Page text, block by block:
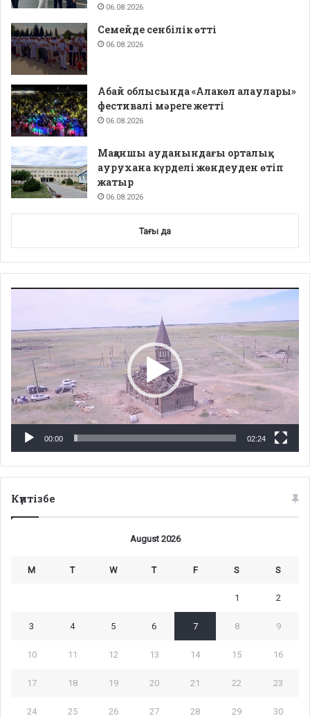
06.08.2026
Семейде сенбілік өтті
06.08.2026
Абай облысында «Алакөл алаулары»
фестивалі мәреге жетті
06.08.2026
Мақаншы ауданындағы орталық
аурухана күрделі жөндеуден өтіп
жатыр
06.08.2026
Тағы да
00:00 02:24
Күнтізбе
August 2026
M T W T F S S
1 2
3 4 5 6 7 8 9
10 11 12 13 14 15 16
17 18 19 20 21 22 23
24 25 26 27 28 29 30